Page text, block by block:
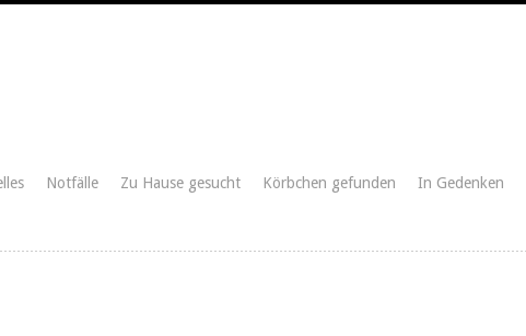
Notfälle Zu Hause gesucht Körbchen gefunden In Gedenken